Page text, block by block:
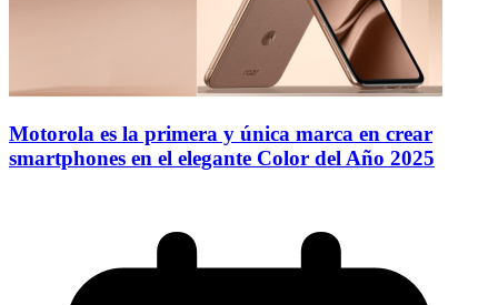
Motorola es la primera y única marca en crear
smartphones en el elegante Color del Año 2025